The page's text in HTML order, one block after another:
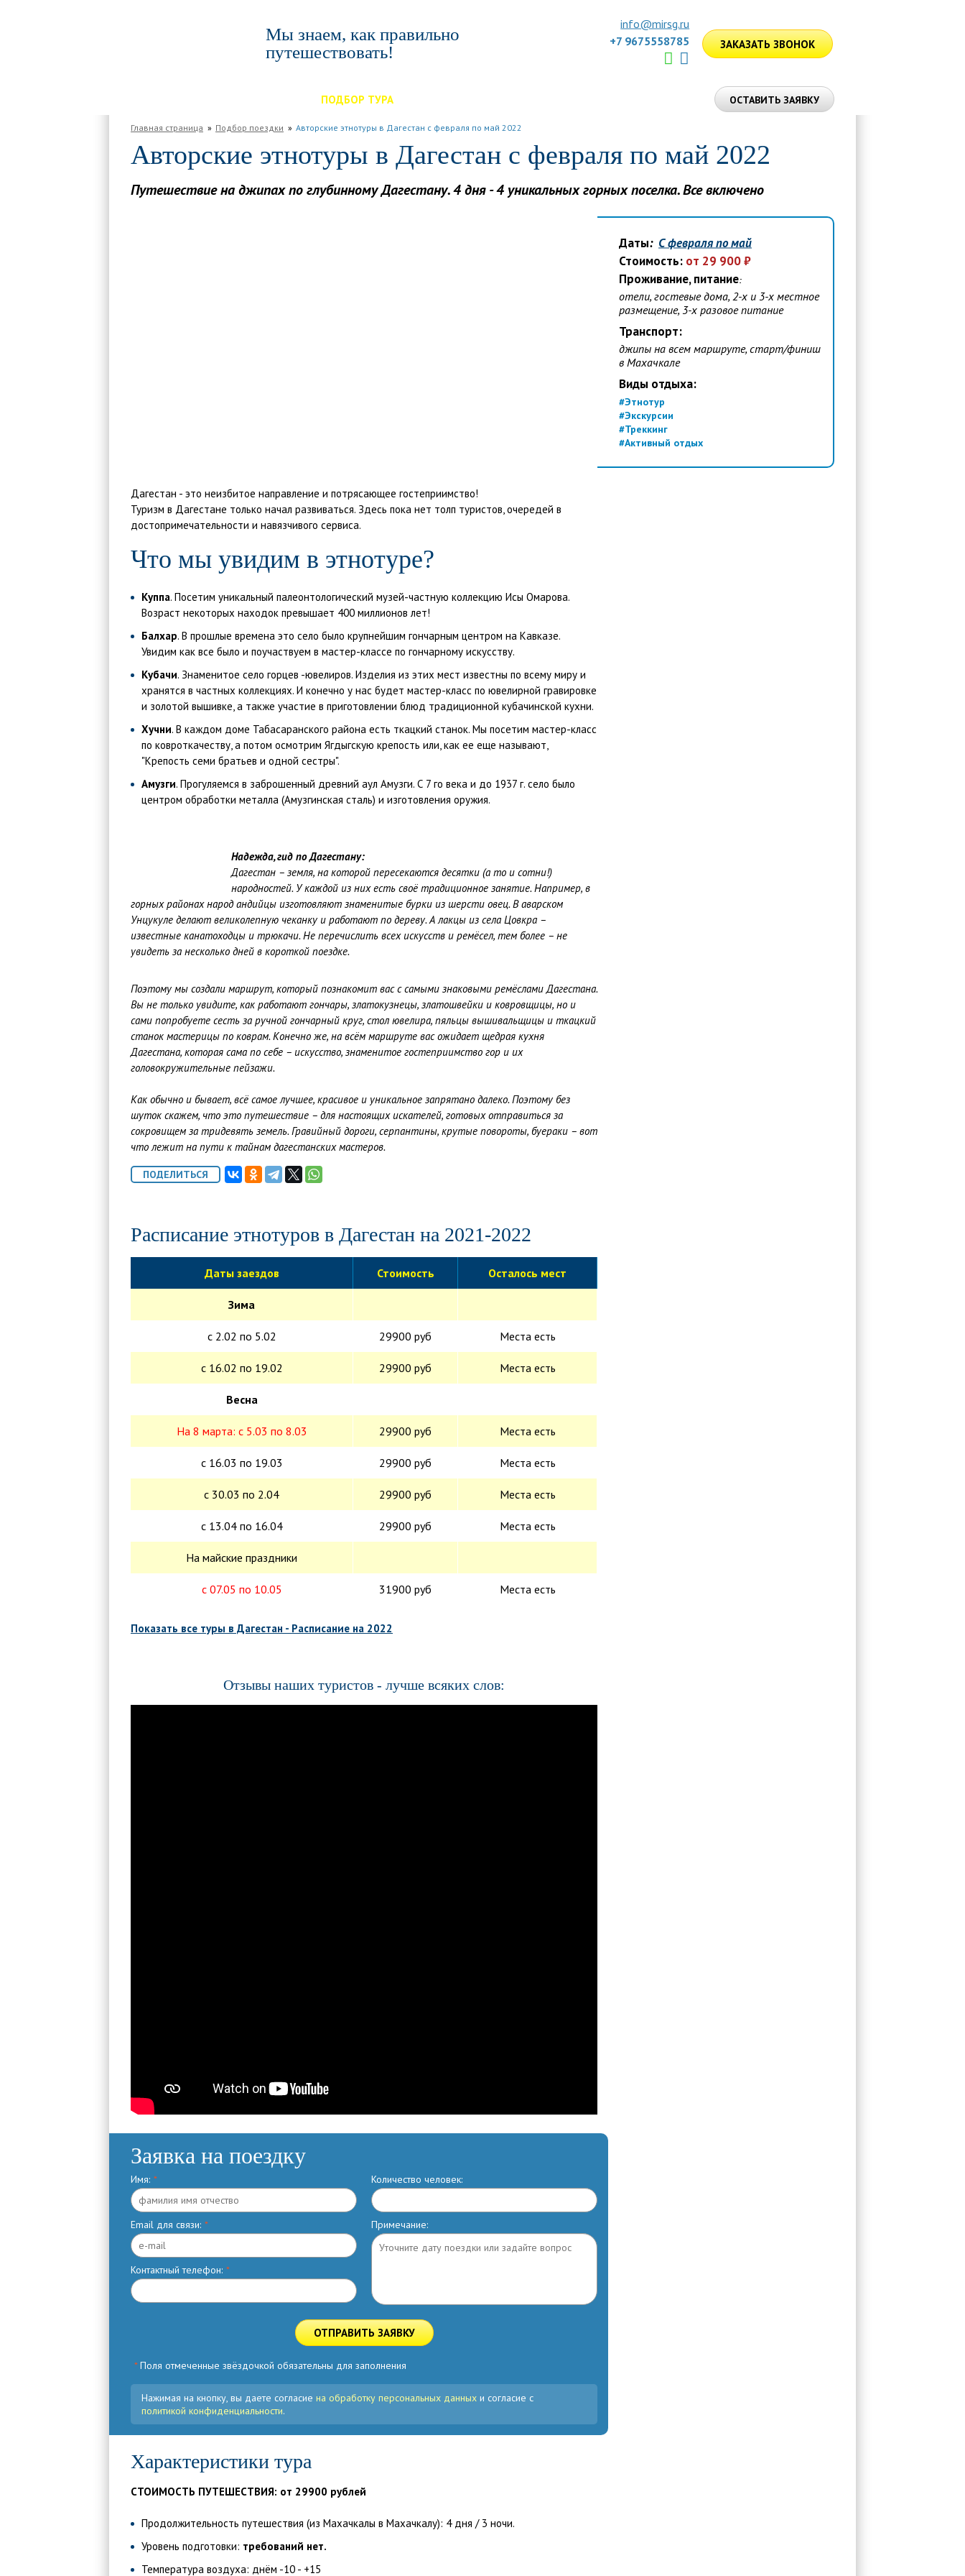
Мы знаем, как правильно
путешествовать!
info@mirsg.ru
+7 9675558785
ЗАКАЗАТЬ ЗВОНОК
ПОДБОР ТУРА ОСТАВИТЬ ЗАЯВКУ
Главная страница Подбор поездки Авторские этнотуры в Дагестан с февраля по май 2022
Авторские этнотуры в Дагестан с февраля по май 2022
Путешествие на джипах по глубинному Дагестану. 4 дня - 4 уникальных горных поселка. Все включено
Даты: С февраля по май
Стоимость: от 29 900 ₽
Проживание, питание:
отели, гостевые дома, 2-х и 3-х местное
размещение, 3-х разовое питание
Транспорт:
джипы на всем маршруте, старт/финиш
в Махачкале
Виды отдыха:
#Этнотур
#Экскурсии
#Треккинг
#Активный отдых
Дагестан - это неизбитое направление и потрясающее гостеприимство!
Туризм в Дагестане только начал развиваться. Здесь пока нет толп туристов, очередей в
достопримечательности и навязчивого сервиса.
Что мы увидим в этнотуре?
Куппа. Посетим уникальный палеонтологический музей-частную коллекцию Исы Омарова.
Возраст некоторых находок превышает 400 миллионов лет!
Балхар. В прошлые времена это село было крупнейшим гончарным центром на Кавказе.
Увидим как все было и поучаствуем в мастер-классе по гончарному искусству.
Кубачи. Знаменитое село горцев -ювелиров. Изделия из этих мест известны по всему миру и
хранятся в частных коллекциях. И конечно у нас будет мастер-класс по ювелирной гравировке
и золотой вышивке, а также участие в приготовлении блюд традиционной кубачинской кухни.
Хучни. В каждом доме Табасаранского района есть ткацкий станок. Мы посетим мастер-класс
по ковроткачеству, а потом осмотрим Ягдыгскую крепость или, как ее еще называют,
"Крепость семи братьев и одной сестры".
Амузги. Прогуляемся в заброшенный древний аул Амузги. С 7 го века и до 1937 г. село было
центром обработки металла (Амузгинская сталь) и изготовления оружия.
Надежда, гид по Дагестану:
Дагестан – земля, на которой пересекаются десятки (а то и сотни!)
народностей. У каждой из них есть своё традиционное занятие. Например, в
горных районах народ андийцы изготовляют знаменитые бурки из шерсти овец. В аварском
Унцукуле делают великолепную чеканку и работают по дереву. А лакцы из села Цовкра –
известные канатоходцы и трюкачи. Не перечислить всех искусств и ремёсел, тем более – не
увидеть за несколько дней в короткой поездке.
Поэтому мы создали маршрут, который познакомит вас с самыми знаковыми ремёслами Дагестана.
Вы не только увидите, как работают гончары, златокузнецы, златошвейки и ковровщицы, но и
сами попробуете сесть за ручной гончарный круг, стол ювелира, пяльцы вышивальщицы и ткацкий
станок мастерицы по коврам. Конечно же, на всём маршруте вас ожидает щедрая кухня
Дагестана, которая сама по себе – искусство, знаменитое гостеприимство гор и их
головокружительные пейзажи.
Как обычно и бывает, всё самое лучшее, красивое и уникальное запрятано далеко. Поэтому без
шуток скажем, что это путешествие – для настоящих искателей, готовых отправиться за
сокровищем за тридевять земель. Гравийный дороги, серпантины, крутые повороты, буераки – вот
что лежит на пути к тайнам дагестанских мастеров.
Расписание этнотуров в Дагестан на 2021-2022
Даты заездов Стоимость Осталось мест
Зима
с 2.02 по 5.02 29900 руб Места есть
с 16.02 по 19.02 29900 руб Места есть
Весна
На 8 марта: с 5.03 по 8.03 29900 руб Места есть
с 16.03 по 19.03 29900 руб Места есть
с 30.03 по 2.04 29900 руб Места есть
с 13.04 по 16.04 29900 руб Места есть
На майские праздники
с 07.05 по 10.05 31900 руб Места есть
Показать все туры в Дагестан - Расписание на 2022
Отзывы наших туристов - лучше всяких слов:
Заявка на поездку
Имя: *
Email для связи: *
Контактный телефон: *
Количество человек:
Примечание:
ОТПРАВИТЬ ЗАЯВКУ
*Поля отмеченные звёздочкой обязательны для заполнения
Нажимая на кнопку, вы даете согласие на обработку персональных данных и согласие с
политикой конфиденциальности.
Характеристики тура
СТОИМОСТЬ ПУТЕШЕСТВИЯ: от 29900 рублей
Продолжительность путешествия (из Махачкалы в Махачкалу): 4 дня / 3 ночи.
Уровень подготовки: требований нет.
Температура воздуха: днём -10 - +15